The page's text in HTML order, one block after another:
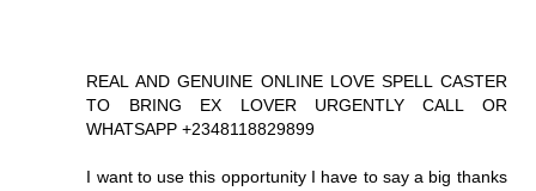
REAL AND GENUINE ONLINE LOVE SPELL CASTER
TO BRING EX LOVER URGENTLY CALL OR
WHATSAPP +2348118829899
I want to use this opportunity I have to say a big thanks